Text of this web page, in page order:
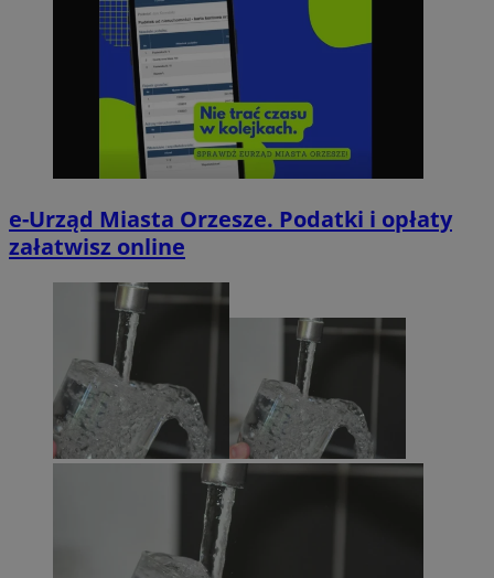
e-Urząd Miasta Orzesze. Podatki i opłaty
załatwisz online